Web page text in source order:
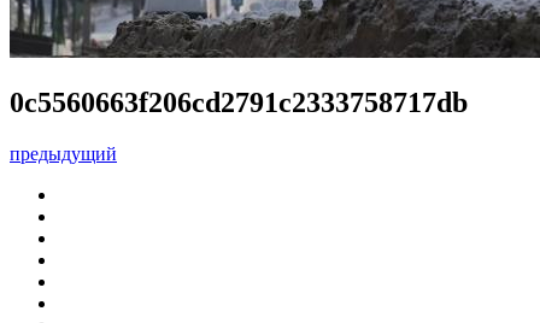
0c5560663f206cd2791c2333758717db
предыдущий